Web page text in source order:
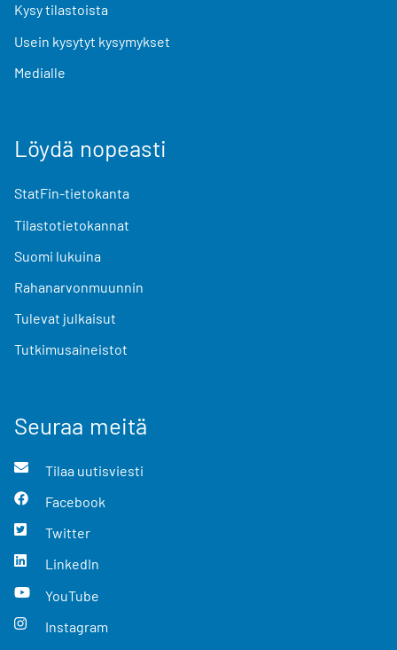
Kysy tilastoista
Usein kysytyt kysymykset
Medialle
Löydä nopeasti
StatFin-tietokanta
Tilastotietokannat
Suomi lukuina
Rahanarvonmuunnin
Tulevat julkaisut
Tutkimusaineistot
Seuraa meitä
Tilaa uutisviesti
Facebook
Twitter
LinkedIn
YouTube
Instagram